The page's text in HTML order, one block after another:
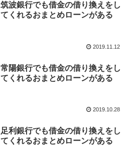
筑波銀行でも借金の借り換えをし
てくれるおまとめローンがある
2019.11.12
常陽銀行でも借金の借り換えをし
てくれるおまとめローンがある
2019.10.28
足利銀行でも借金の借り換えをし
てくれるおまとめローンがある